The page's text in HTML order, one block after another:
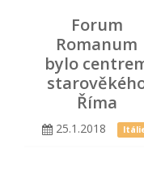
Forum
Romanum
bylo
Říma
25.1.2018